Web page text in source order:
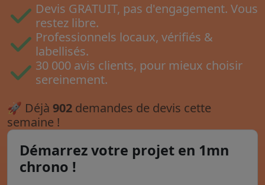
Devis GRATUIT, pas d'engagement. Vous
restez libre.
Professionnels locaux, vérifiés &
labellisés.
30 000 avis clients, pour mieux choisir
sereinement.
🚀 Déjà 902 demandes de devis cette
semaine !
Démarrez votre projet en 1mn
chrono !